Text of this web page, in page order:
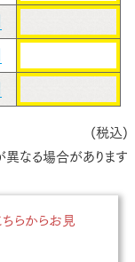
(税込)
なる場合があります
らからお見